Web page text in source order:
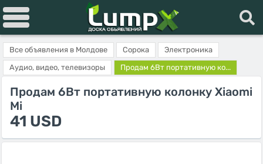
Все объявления в Молдове Сорока
Электроника
Аудио, видео, телевизоры
Продам 6Вт портативную ко...
Продам 6Вт портативную колонку Xiaomi
Mi
41 USD